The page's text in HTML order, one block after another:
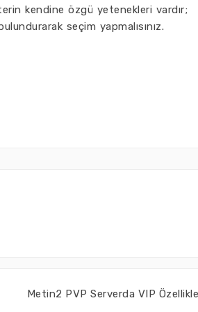
kendine özgü yetenekleri vardır;
seçim yapmalısınız.
Metin2 PVP Serverda VIP